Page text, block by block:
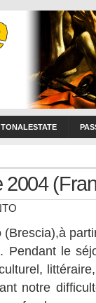
2004
Pendant le
notre